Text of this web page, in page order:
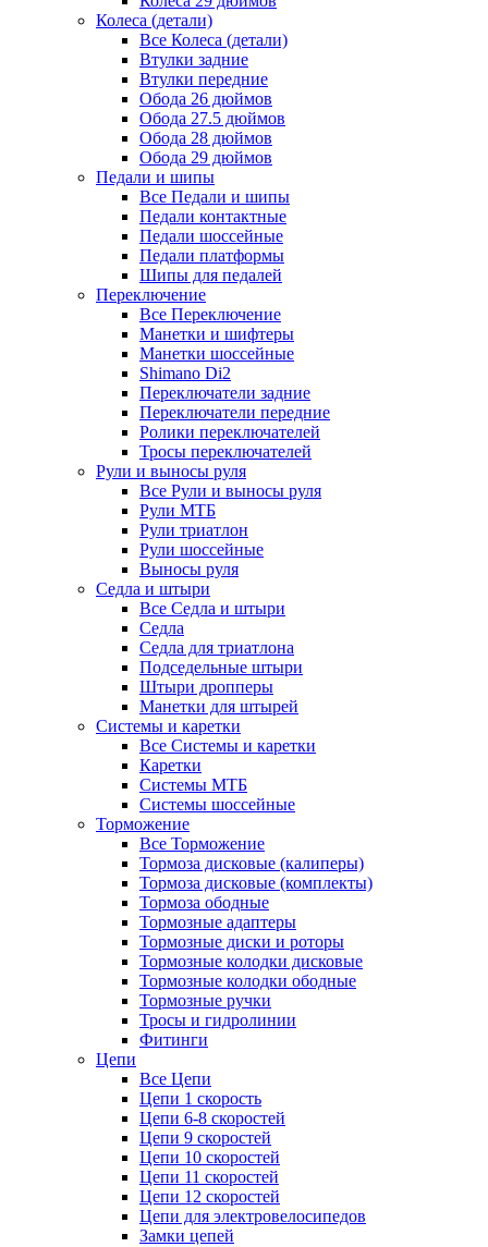
Колеса (детали)
Все Колеса (детали)
Втулки задние
Втулки передние
Обода 26 дюймов
Обода 27.5 дюймов
Обода 28 дюймов
Обода 29 дюймов
Педали и шипы
Все Педали и шипы
Педали контактные
Педали шоссейные
Педали платформы
Шипы для педалей
Переключение
Все Переключение
Манетки и шифтеры
Манетки шоссейные
Shimano Di2
Переключатели задние
Переключатели передние
Ролики переключателей
Тросы переключателей
Рули и выносы руля
Все Рули и выносы руля
Рули МТБ
Рули триатлон
Рули шоссейные
Выносы руля
Седла и штыри
Все Седла и штыри
Седла
Седла для триатлона
Подседельные штыри
Штыри дропперы
Манетки для штырей
Системы и каретки
Все Системы и каретки
Каретки
Системы МТБ
Системы шоссейные
Торможение
Все Торможение
Тормоза дисковые (калиперы)
Тормоза дисковые (комплекты)
Тормоза ободные
Тормозные адаптеры
Тормозные диски и роторы
Тормозные колодки дисковые
Тормозные колодки ободные
Тормозные ручки
Тросы и гидролинии
Фитинги
Цепи
Все Цепи
Цепи 1 скорость
Цепи 6-8 скоростей
Цепи 9 скоростей
Цепи 10 скоростей
Цепи 11 скоростей
Цепи 12 скоростей
Цепи для электровелосипедов
Замки цепей